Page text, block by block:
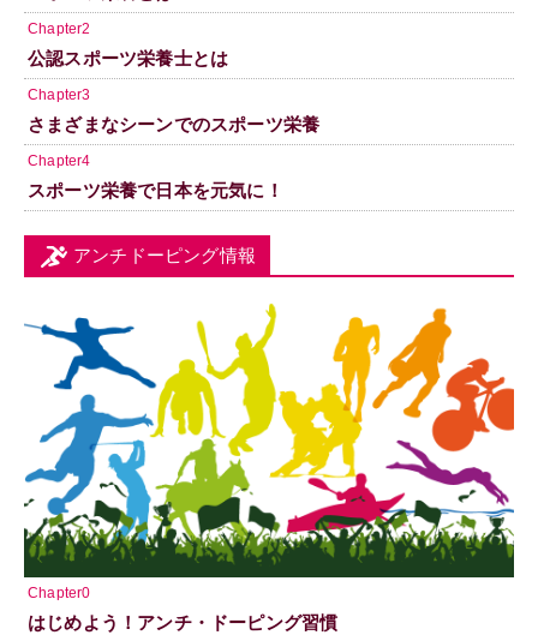
Chapter2
公認スポーツ栄養士とは
Chapter3
さまざまなシーンでのスポーツ栄養
Chapter4
スポーツ栄養で日本を元気に！
アンチドーピング情報
Chapter0
はじめよう！アンチ・ドーピング習慣